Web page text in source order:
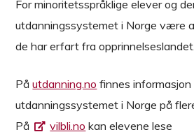
For minoritetsspråklige elever og
utdanningssystemet i Norge være
de har erfart fra opprinnelseslandet.
Påutdanning.no finnes informasjon
utdanningssystemet i Norge på
På
vilbli.no kan elevene lese